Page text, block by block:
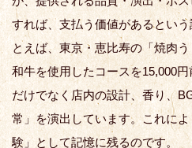
すれば、支払う価値があるとい
とえば、東京・恵比寿の「焼肉
和牛を使用したコースを15,000
だけでなく店内の設計、香り、
常」を演出しています。これに
験」として記憶に残るのです。